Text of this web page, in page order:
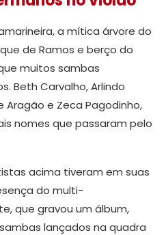
a mítica árvore do
de Ramos e berço do
muitos sambas
Beth Carvalho, Arlindo
Aragão e Zeca Pagodinho,
nomes que passaram pelo
acima tiveram em suas
do multi-
que gravou um álbum,
lançados na quadra